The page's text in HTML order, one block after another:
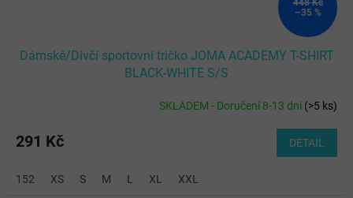
–35 %
Dámské/Dívčí sportovní tričko JOMA ACADEMY T-SHIRT
BLACK-WHITE S/S
SKLADEM - Doručení 8-13 dní(>5 ks)
291 Kč DETAIL
152 XS S M L XL XXL